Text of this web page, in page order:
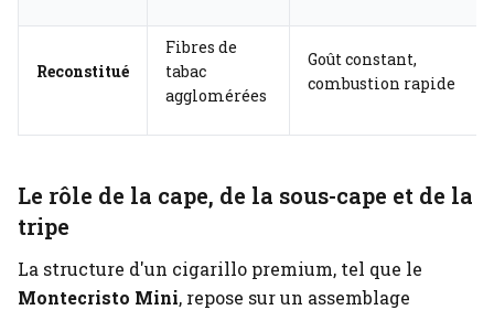
Reconstitué
Fibres de
tabac
agglomérées
Goût constant,
combustion rapide
Le rôle de la cape, de la sous-cape et de la
tripe
La structure d'un cigarillo premium, tel que le
Montecristo Mini, repose sur un assemblage